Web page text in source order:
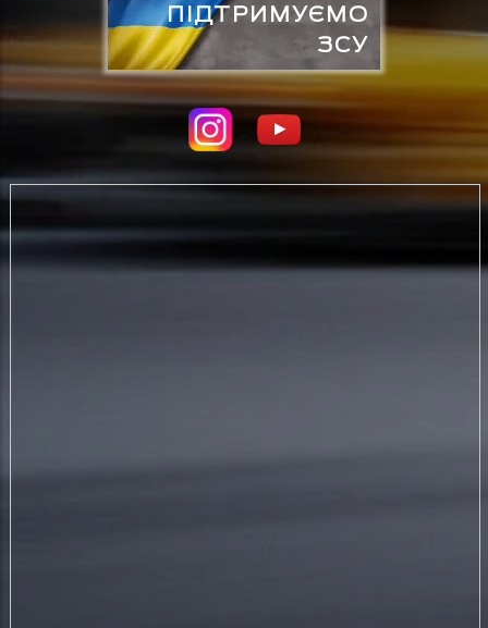
ПІДТРИМУЄМО
ЗСУ